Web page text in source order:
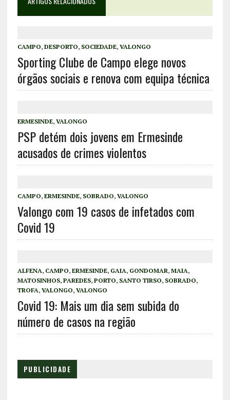
CAMPO, DESPORTO, SOCIEDADE, VALONGO
Sporting Clube de Campo elege novos
órgãos sociais e renova com equipa técnica
ERMESINDE, VALONGO
PSP detém dois jovens em Ermesinde
acusados de crimes violentos
CAMPO, ERMESINDE, SOBRADO, VALONGO
Valongo com 19 casos de infetados com
Covid 19
ALFENA, CAMPO, ERMESINDE, GAIA, GONDOMAR, MAIA,
MATOSINHOS, PAREDES, PORTO, SANTO TIRSO, SOBRADO,
TROFA, VALONGO, VALONGO
Covid 19: Mais um dia sem subida do
número de casos na região
PUBLICIDADE